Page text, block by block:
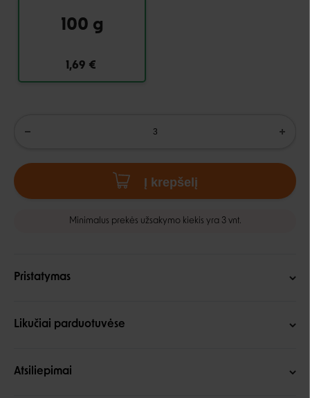
100 g
1,69 €
Į krepšelį
Minimalus prekės užsakymo kiekis yra 3 vnt.
Pristatymas
Likučiai parduotuvėse
Atsiliepimai